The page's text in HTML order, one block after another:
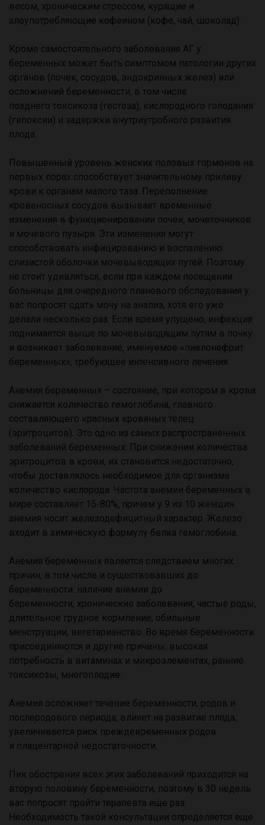
весом, хроническим стрессом, курящие и
злоупотребляющие кофеином (кофе, чай, шоколад).
Кроме самостоятельного заболевания АГ у
беременных может быть симптомом патологии других
органов (почек, сосудов, эндокринных желез) или
осложнений беременности, в том числе
позднего токсикоза (гестоза), кислородного голодания
(гипоксии) и задержки внутриутробного развития
плода.
Повышенный уровень женских половых гормонов на
первых порах способствует значительному приливу
крови к органам малого таза. Переполнение
кровеносных сосудов вызывает временные
изменения в функционировании почек, мочеточников
и мочевого пузыря. Эти изменения могут
способствовать инфицированию и воспалению
слизистой оболочки мочевыводящих путей. Поэтому
не стоит удивляться, если при каждом посещении
больницы для очередного планового обследования у
вас попросят сдать мочу на анализ, хотя его уже
делали несколько раз. Если время упущено, инфекция
поднимается выше по мочевыводящим путям в почку
и возникает заболевание, именуемое «пиелонефрит
беременных», требующее интенсивного лечения.
Анемия беременных – состояние, при котором в крови
снижается количество гемоглобина, главного
составляющего красных кровяных телец
(эритроцитов). Это одно из самых распространенных
заболеваний беременных. При снижении количества
эритроцитов в крови, их становится недостаточно,
чтобы доставлялось необходимое для организма
количество кислорода. Частота анемии беременных в
мире составляет 15-80%, причем у 9 из 10 женщин
анемия носит железодефицитный характер. Железо
входит в химическую формулу белка гемоглобина.
Анемия беременных является следствием многих
причин, в том числе и существовавших до
беременности: наличие анемии до
беременности, хронические заболевания, частые роды,
длительное грудное кормление, обильные
менструации, вегетарианство. Во время беременности
присоединяются и другие причины: высокая
потребность в витаминах и микроэлементах, ранние
токсикозы, многоплодие.
Анемия осложняет течение беременности, родов и
послеродового периода, влияет на развитие плода,
увеличивается риск преждевременных родов
и плацентарной недостаточности.
Пик обострения всех этих заболеваний приходится на
вторую половину беременности, поэтому в 30 недель
вас попросят пройти терапевта еще раз.
Необходимость такой консультации определяется еще